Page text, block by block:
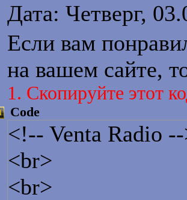
Дата: Четверг,
Если вам
на вашем сайте,
1. Cкопируйте этот
Code
<!-- Venta Radio
<br>
<br>